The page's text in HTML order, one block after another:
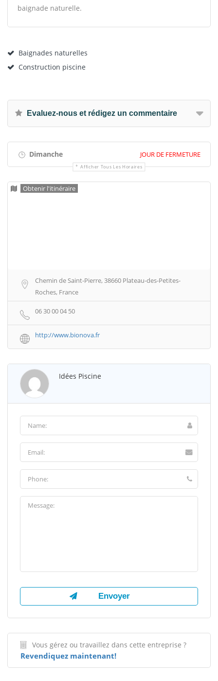
baignade naturelle.
Baignades naturelles
Construction piscine
Evaluez-nous et rédigez un commentaire
Dimanche JOUR DE FERMETURE
Afficher Tous Les Horaires
Obtenir l'itinéraire
Chemin de Saint-Pierre, 38660 Plateau-des-Petites-
Roches, France
06 30 00 04 50
http://www.bionova.fr
Idées Piscine
Vous gérez ou travaillez dans cette entreprise ?
Revendiquez maintenant!